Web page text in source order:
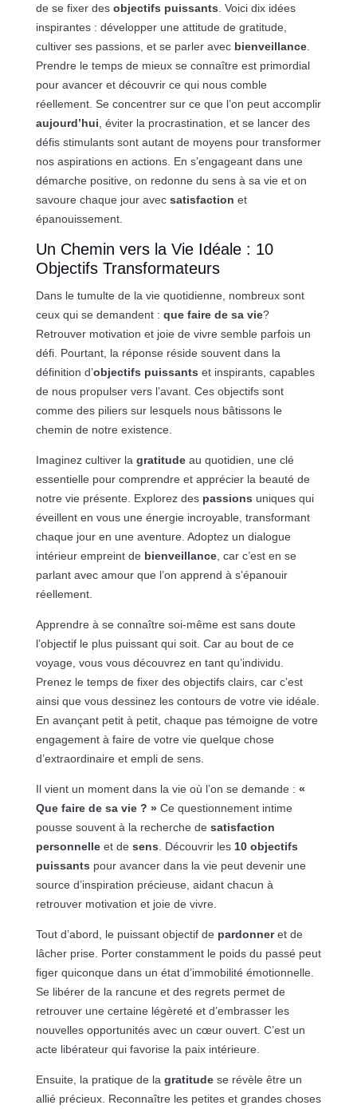
de se fixer des objectifs puissants . Voici dix idées
inspirantes : développer une attitude de gratitude,
cultiver ses passions, et se parler avec bienveillance.
Prendre le temps de mieux se connaître est primordial
pour avancer et découvrir ce qui nous comble
réellement. Se concentrer sur ce que l’on peut accomplir
aujourd’hui , éviter la procrastination, et se lancer des
défis stimulants sont autant de moyens pour transformer
nos aspirations en actions. En s’engageant dans une
démarche positive, on redonne du sens à sa vie et on
savoure chaque jour avec satisfaction et
épanouissement.
Un Chemin vers la Vie Idéale : 10
Objectifs Transformateurs
Dans le tumulte de la vie quotidienne, nombreux sont
ceux qui se demandent : que faire de sa vie?
Retrouver motivation et joie de vivre semble parfois un
défi. Pourtant, la réponse réside souvent dans la
définition d’objectifs puissants et inspirants, capables
de nous propulser vers l’avant. Ces objectifs sont
comme des piliers sur lesquels nous bâtissons le
chemin de notre existence.
Imaginez cultiver la gratitudeau quotidien, une clé
essentielle pour comprendre et apprécier la beauté de
notre vie présente. Explorez des passions uniques qui
éveillent en vous une énergie incroyable, transformant
chaque jour en une aventure. Adoptez un dialogue
intérieur empreint de bienveillance, car c’est en se
parlant avec amour que l’on apprend à s’épanouir
réellement.
Apprendre à se connaître soi-même est sans doute
l’objectif le plus puissant qui soit. Car au bout de ce
voyage, vous vous découvrez en tant qu’individu.
Prenez le temps de fixer des objectifs clairs, car c’est
ainsi que vous dessinez les contours de votre vie idéale.
En avançant petit à petit, chaque pas témoigne de votre
engagement à faire de votre vie quelque chose
d’extraordinaire et empli de sens.
Il vient un moment dans la vie où l’on se demande : «
Que faire de sa vie ? »Ce questionnement intime
pousse souvent à la recherche de satisfaction
personnelleet de sens . Découvrir les 10 objectifs
puissants pour avancer dans la vie peut devenir une
source d’inspiration précieuse, aidant chacun à
retrouver motivation et joie de vivre.
Tout d’abord, le puissant objectif de pardonneret de
lâcher prise. Porter constamment le poids du passé peut
figer quiconque dans un état d’immobilité émotionnelle.
Se libérer de la rancune et des regrets permet de
retrouver une certaine légèreté et d’embrasser les
nouvelles opportunités avec un cœur ouvert. C’est un
acte libérateur qui favorise la paix intérieure.
Ensuite, la pratique de la gratitudese révèle être un
allié précieux. Reconnaître les petites et grandes choses